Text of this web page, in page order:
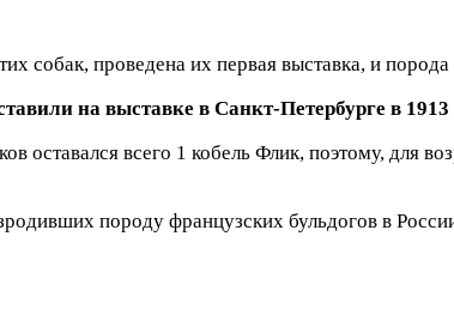
собак, проведена их первая выставка, и
на выставке в Санкт-Петербурге в 1913
оставался всего 1 кобель Флик, поэтому, для
породу французских бульдогов в